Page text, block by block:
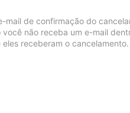
mail de confirmação do
não receba um e-mail
receberam o cancelamento.